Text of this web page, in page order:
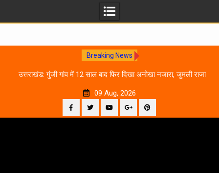
Breaking News
उत्तराखंड: गुंजी गांव में 12 साल बाद फिर दिखा अनोखा नजारा, जुमली राजा
09 Aug, 2026